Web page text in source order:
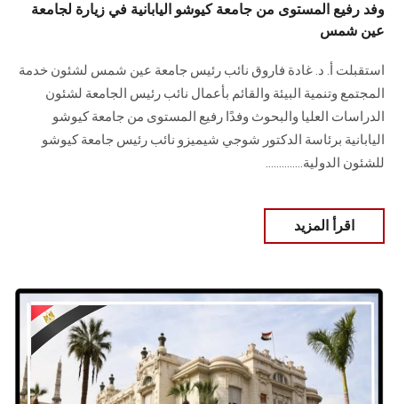
وفد رفيع المستوى من جامعة كيوشو اليابانية في زيارة لجامعة
عين شمس
استقبلت أ. د. غادة فاروق نائب رئيس جامعة عين شمس لشئون خدمة
المجتمع وتنمية البيئة والقائم بأعمال نائب رئيس الجامعة لشئون
الدراسات العليا والبحوث وفدًا رفيع المستوى من جامعة كيوشو
اليابانية برئاسة الدكتور شوجي شيميزو نائب رئيس جامعة كيوشو
للشئون الدولية..............
اقرأ المزيد